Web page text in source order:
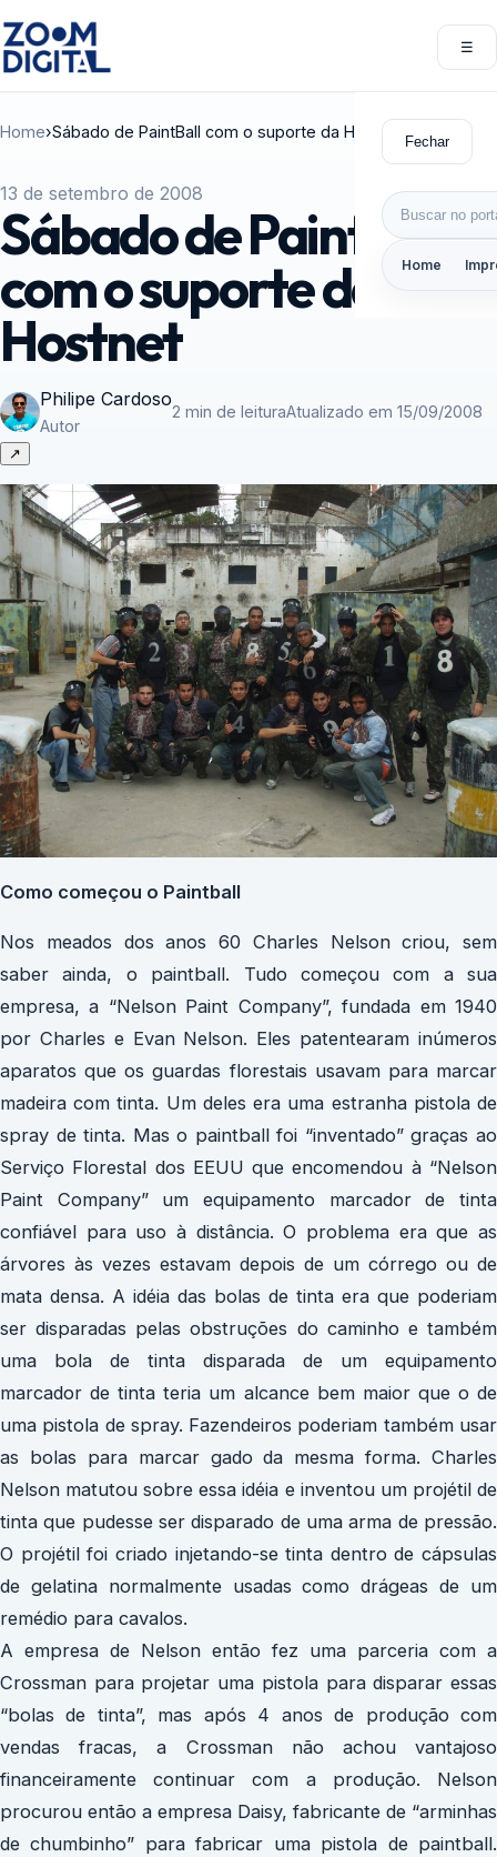
☰
Fechar
Buscar por:
Home
Home›Sábado de PaintBall com o suporte da Hostnet
13 de setembro de 2008
Sábado de PaintBall
com o suporte da
Hostnet
Philipe Cardoso
Autor
2 min de leituraAtualizado em 15/09/2008
↗
Como começou o Paintball
Nos meados dos anos 60 Charles Nelson criou, sem
saber ainda, o paintball. Tudo começou com a sua
empresa, a “Nelson Paint Company”, fundada em 1940
por Charles e Evan Nelson. Eles patentearam inúmeros
aparatos que os guardas florestais usavam para marcar
madeira com tinta. Um deles era uma estranha pistola de
spray de tinta. Mas o paintball foi “inventado” graças ao
Serviço Florestal dos EEUU que encomendou à “Nelson
Paint Company” um equipamento marcador de tinta
confiável para uso à distância. O problema era que as
árvores às vezes estavam depois de um córrego ou de
mata densa. A idéia das bolas de tinta era que poderiam
ser disparadas pelas obstruções do caminho e também
uma bola de tinta disparada de um equipamento
marcador de tinta teria um alcance bem maior que o de
uma pistola de spray. Fazendeiros poderiam também usar
as bolas para marcar gado da mesma forma. Charles
Nelson matutou sobre essa idéia e inventou um projétil de
tinta que pudesse ser disparado de uma arma de pressão.
O projétil foi criado injetando-se tinta dentro de cápsulas
de gelatina normalmente usadas como drágeas de um
remédio para cavalos.
A empresa de Nelson então fez uma parceria com a
Crossman para projetar uma pistola para disparar essas
“bolas de tinta”, mas após 4 anos de produção com
vendas fracas, a Crossman não achou vantajoso
financeiramente continuar com a produção. Nelson
procurou então a empresa Daisy, fabricante de “arminhas
de chumbinho” para fabricar uma pistola de paintball.